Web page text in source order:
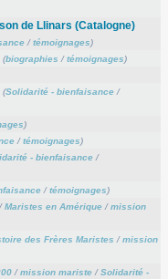
de Llinars (Catalogne)
/témoignages)
(biographies /témoignages)
(Solidarité - bienfaisance/
)
/témoignages)
- bienfaisance/
/témoignages)
Maristes en Amérique/mission
des Frères Maristes /mission
/mission mariste/Solidarité -